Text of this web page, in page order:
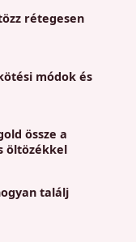
rétegesen
módok és
össze a
öltözékkel
találj